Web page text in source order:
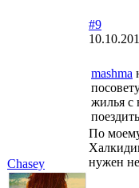
Chasey
#9
mashma
жилья с
По
нужен